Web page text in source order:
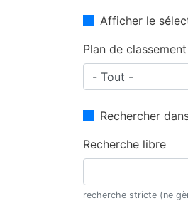
Afficher le
Plan de
Rechercher
Recherche libre
recherche stricte (ne